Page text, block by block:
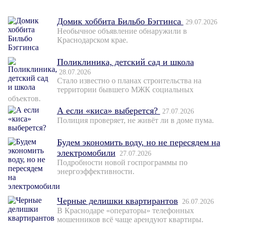
Домик хоббита Бильбо Бэггинса 29.07.2026
Необычное объявление обнаружили в
Краснодарском крае.
Поликлиника, детский сад и школа
28.07.2026
Стало известно о планах строительства на
территории бывшего МЖК социальных
объектов.
А если «киса» выберется? 27.07.2026
Полиция проверяет, не живёт ли в доме пума.
Будем экономить воду, но не пересядем на
электромобили
27.07.2026
Подробности новой госпрограммы по
энергоэффективности.
Черные делишки квартирантов 26.07.2026
В Краснодаре «операторы» телефонных
мошенников всё чаще арендуют квартиры.